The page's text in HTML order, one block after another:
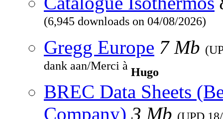
(6,945 downloads on 04/08/2026)
Gregg Europe 7 Mb
dank aan/Merci à Hugo
BREC Data Sheets
Company) 3 Mb